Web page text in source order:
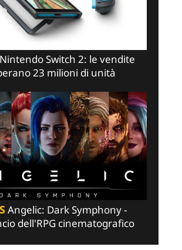
Switch 2: le vendite
23 milioni di unità
Angelic: Dark Symphony -
dell'RPG cinematografico